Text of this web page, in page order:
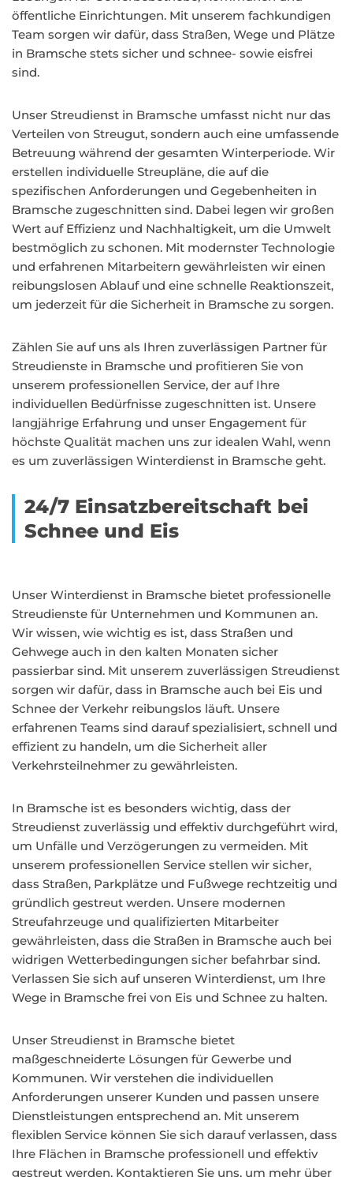
öffentliche Einrichtungen. Mit unserem fachkundigen
Team sorgen wir dafür, dass Straßen, Wege und Plätze
in Bramsche stets sicher und schnee- sowie eisfrei
sind.
Unser Streudienst in Bramsche umfasst nicht nur das
Verteilen von Streugut, sondern auch eine umfassende
Betreuung während der gesamten Winterperiode. Wir
erstellen individuelle Streupläne, die auf die
spezifischen Anforderungen und Gegebenheiten in
Bramsche zugeschnitten sind. Dabei legen wir großen
Wert auf Effizienz und Nachhaltigkeit, um die Umwelt
bestmöglich zu schonen. Mit modernster Technologie
und erfahrenen Mitarbeitern gewährleisten wir einen
reibungslosen Ablauf und eine schnelle Reaktionszeit,
um jederzeit für die Sicherheit in Bramsche zu sorgen.
Zählen Sie auf uns als Ihren zuverlässigen Partner für
Streudienste in Bramsche und profitieren Sie von
unserem professionellen Service, der auf Ihre
individuellen Bedürfnisse zugeschnitten ist. Unsere
langjährige Erfahrung und unser Engagement für
höchste Qualität machen uns zur idealen Wahl, wenn
es um zuverlässigen Winterdienst in Bramsche geht.
24/7 Einsatzbereitschaft bei
Schnee und Eis
Unser Winterdienst in Bramsche bietet professionelle
Streudienste für Unternehmen und Kommunen an.
Wir wissen, wie wichtig es ist, dass Straßen und
Gehwege auch in den kalten Monaten sicher
passierbar sind. Mit unserem zuverlässigen Streudienst
sorgen wir dafür, dass in Bramsche auch bei Eis und
Schnee der Verkehr reibungslos läuft. Unsere
erfahrenen Teams sind darauf spezialisiert, schnell und
effizient zu handeln, um die Sicherheit aller
Verkehrsteilnehmer zu gewährleisten.
In Bramsche ist es besonders wichtig, dass der
Streudienst zuverlässig und effektiv durchgeführt wird,
um Unfälle und Verzögerungen zu vermeiden. Mit
unserem professionellen Service stellen wir sicher,
dass Straßen, Parkplätze und Fußwege rechtzeitig und
gründlich gestreut werden. Unsere modernen
Streufahrzeuge und qualifizierten Mitarbeiter
gewährleisten, dass die Straßen in Bramsche auch bei
widrigen Wetterbedingungen sicher befahrbar sind.
Verlassen Sie sich auf unseren Winterdienst, um Ihre
Wege in Bramsche frei von Eis und Schnee zu halten.
Unser Streudienst in Bramsche bietet
maßgeschneiderte Lösungen für Gewerbe und
Kommunen. Wir verstehen die individuellen
Anforderungen unserer Kunden und passen unsere
Dienstleistungen entsprechend an. Mit unserem
flexiblen Service können Sie sich darauf verlassen, dass
Ihre Flächen in Bramsche professionell und effektiv
gestreut werden. Kontaktieren Sie uns, um mehr über